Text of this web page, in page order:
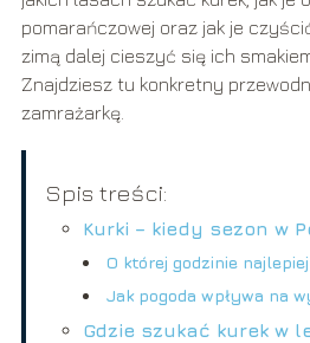
pomarańczowej oraz jak je
zimą dalej cieszyć się ich
Znajdziesz tu konkretny
zamrażarkę.
Spis treści:
Kurki – kiedy sezon w
O której godzinie
Jak pogoda wpływa na
Gdzie szukać kurek w